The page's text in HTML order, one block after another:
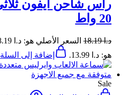
رأس شاحن ايفون
20 واط
د.ا18.19 السعر الأصلي هو: د.ا 18.19.
هو: د.ا 13.99.
إضافة إلى السلة
Sale